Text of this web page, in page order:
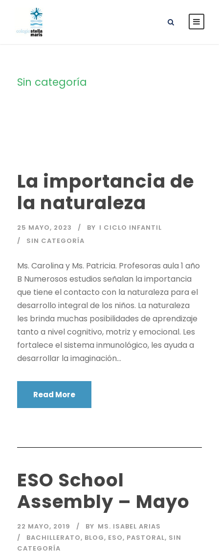
Sin categoría
La importancia de
la naturaleza
25 MAYO, 2023 BY I CICLO INFANTIL
SIN CATEGORÍA
Ms. Carolina y Ms. Patricia. Profesoras aula 1 año
B Numerosos estudios señalan la importancia
que tiene el contacto con la naturaleza para el
desarrollo integral de los niños. La naturaleza
les brinda muchas posibilidades de aprendizaje
tanto a nivel cognitivo, motriz y emocional. Les
fortalece el sistema inmunológico, les ayuda a
desarrollar la imaginación...
Read More
ESO School
Assembly – Mayo
22 MAYO, 2019 BY MS. ISABEL ARIAS
BACHILLERATO, BLOG, ESO, PASTORAL, SIN
CATEGORÍA